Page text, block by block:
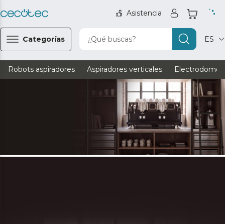
Asistencia
Categorías ¿Qué buscas? ES
Robots aspiradores Aspiradores verticales